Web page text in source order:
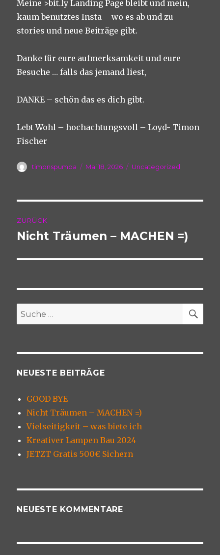
Meine >bit.ly Landing Page bleibt und mein,
kaum benutztes Insta – wo es ab und zu
stories und neue Beiträge gibt.
Danke für eure aufmerksamkeit und eure
Besuche … falls das jemand liest,
DANKE – schön das es dich gibt.
Lebt Wohl – hochachtungsvoll – Loyd- Timon
Fischer
Autor
timonspumba
Veröffentlicht
Mai 18, 2026 Kategorien
Uncategorized
ZURÜCK
Vorheriger
Nicht Träumen – MACHEN =)
Suche
nach:
NEUESTE BEITRÄGE
GOOD BYE
Nicht Träumen – MACHEN =)
Vielseitigkeit – was biete ich
Kreativer Lampen Bau 2024
JETZT Gratis 500€ Sichern
NEUESTE KOMMENTARE